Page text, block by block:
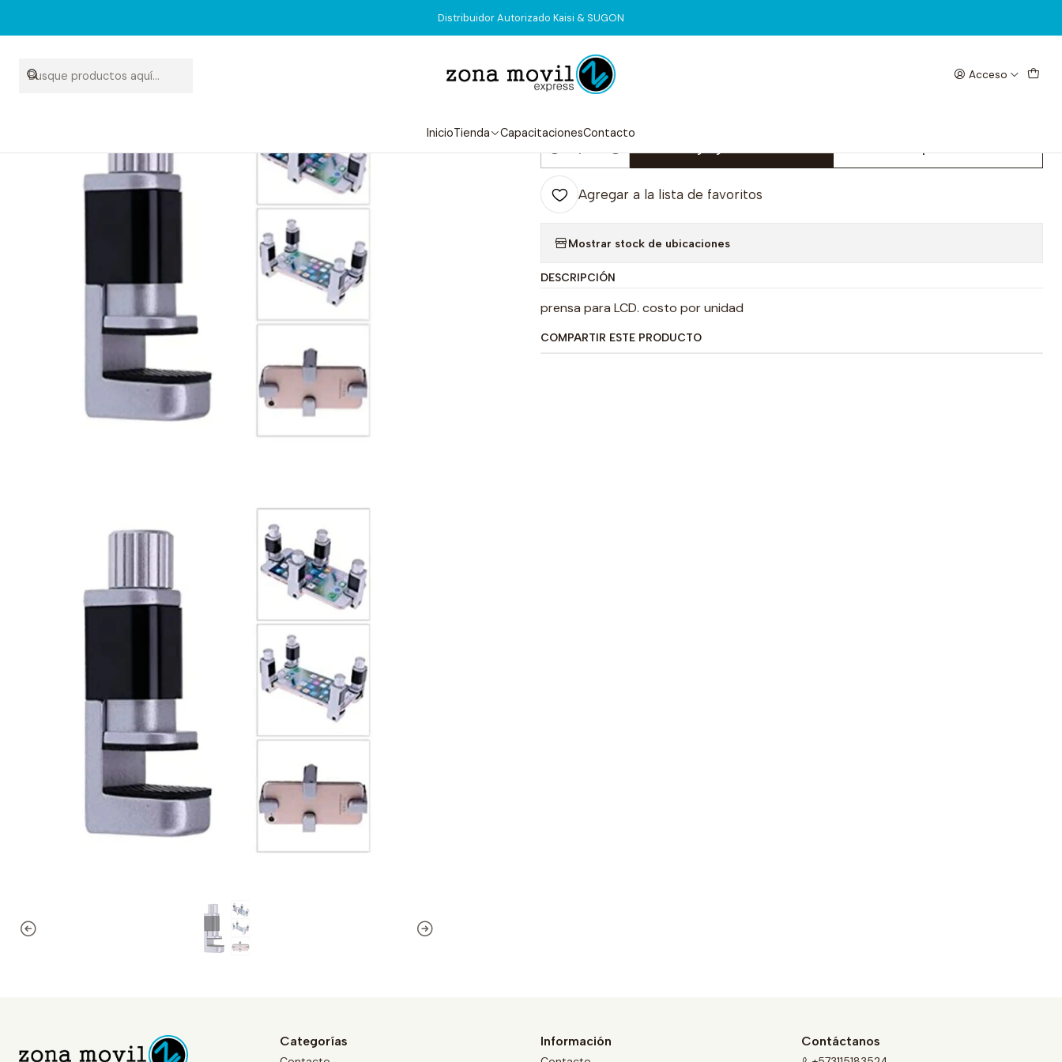
Acceso
InicioTienda CapacitacionesContacto
Distribuidor Autorizado Kaisi & SUGON
Tienda Herramientas Prensa LCD Fix
|
Prensa LCD Fix
Cantidad
Agregar a la lista de favoritos
Mostrar stock de ubicaciones
DESCRIPCIÓN
prensa para LCD. costo por unidad
COMPARTIR ESTE PRODUCTO
Categorías Información Contáctanos